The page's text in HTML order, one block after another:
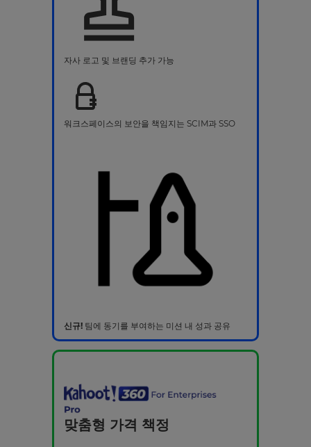
자사 로고 및 브랜딩 추가 가능
워크스페이스의 보안을 책임지는 SCIM과 SSO
신규! 팀에 동기를 부여하는 미션 내 성과 공유
맞춤형 가격 책정